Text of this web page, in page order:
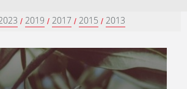
/ 2019 / 2017 / 2015 / 2013